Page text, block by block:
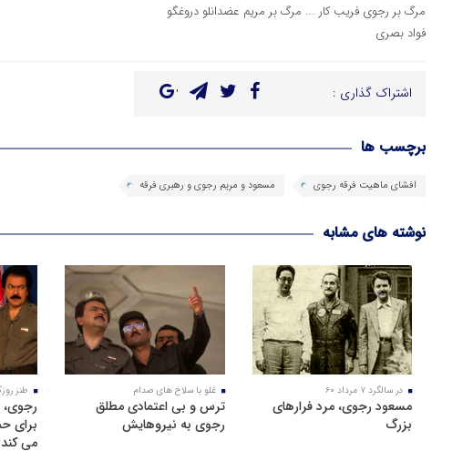
مرگ بر رجوی فریب کار …. مرگ بر مریم عضدانلو دروغگو
فواد بصری
اشتراک گذاری :
برچسب ها
افشای ماهیت فرقه رجوی مسعود و مریم رجوی و رهبری فرقه
نوشته های مشابه
در سالگرد ۷ مرداد ۶۰
مسعود رجوی، مرد فرارهای
بزرگ
غلو با سلاح های صدام
ترس و بی اعتمادی مطلق
رجوی به نیروهایش
طنز
برای
می کند